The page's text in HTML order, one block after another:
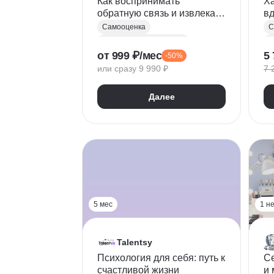
обратную связь и извлекать
пользу из критики
Самооценка
Когнитивно-поведенческая терапия (КПТ)
Критическое мышление
от 999 ₽/мес -50%
или сразу 9 990 ₽
Далее
5
7
5 мес
Talentsy
Психология для себя: путь к
счастливой жизни
1
и